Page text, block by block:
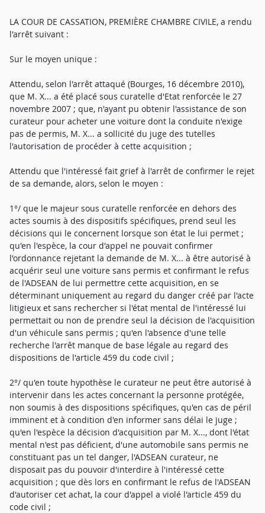
LA COUR DE CASSATION, PREMIÈRE CHAMBRE CIVILE, a rendu
l'arrêt suivant :
Sur le moyen unique :
Attendu, selon l'arrêt attaqué (Bourges, 16 décembre 2010),
que M. X... a été placé sous curatelle d'Etat renforcée le 27
novembre 2007 ; que, n'ayant pu obtenir l'assistance de son
curateur pour acheter une voiture dont la conduite n'exige
pas de permis, M. X... a sollicité du juge des tutelles
l'autorisation de procéder à cette acquisition ;
Attendu que l'intéressé fait grief à l'arrêt de confirmer le rejet
de sa demande, alors, selon le moyen :
1°/ que le majeur sous curatelle renforcée en dehors des
actes soumis à des dispositifs spécifiques, prend seul les
décisions qui le concernent lorsque son état le lui permet ;
qu'en l'espèce, la cour d'appel ne pouvait confirmer
l'ordonnance rejetant la demande de M. X... à être autorisé à
acquérir seul une voiture sans permis et confirmant le refus
de l'ADSEAN de lui permettre cette acquisition, en se
déterminant uniquement au regard du danger créé par l'acte
litigieux et sans rechercher si l'état mental de l'intéressé lui
permettait ou non de prendre seul la décision de l'acquisition
d'un véhicule sans permis ; qu'en l'absence d'une telle
recherche l'arrêt manque de base légale au regard des
dispositions de l'article 459 du code civil ;
2°/ qu'en toute hypothèse le curateur ne peut être autorisé à
intervenir dans les actes concernant la personne protégée,
non soumis à des dispositions spécifiques, qu'en cas de péril
imminent et à condition d'en informer sans délai le juge ;
qu'en l'espèce la décision d'acquisition par M. X..., dont l'état
mental n'est pas déficient, d'une automobile sans permis ne
constituant pas un tel danger, l'ADSEAN curateur, ne
disposait pas du pouvoir d'interdire à l'intéressé cette
acquisition ; que dès lors en confirmant le refus de l'ADSEAN
d'autoriser cet achat, la cour d'appel a violé l'article 459 du
code civil ;